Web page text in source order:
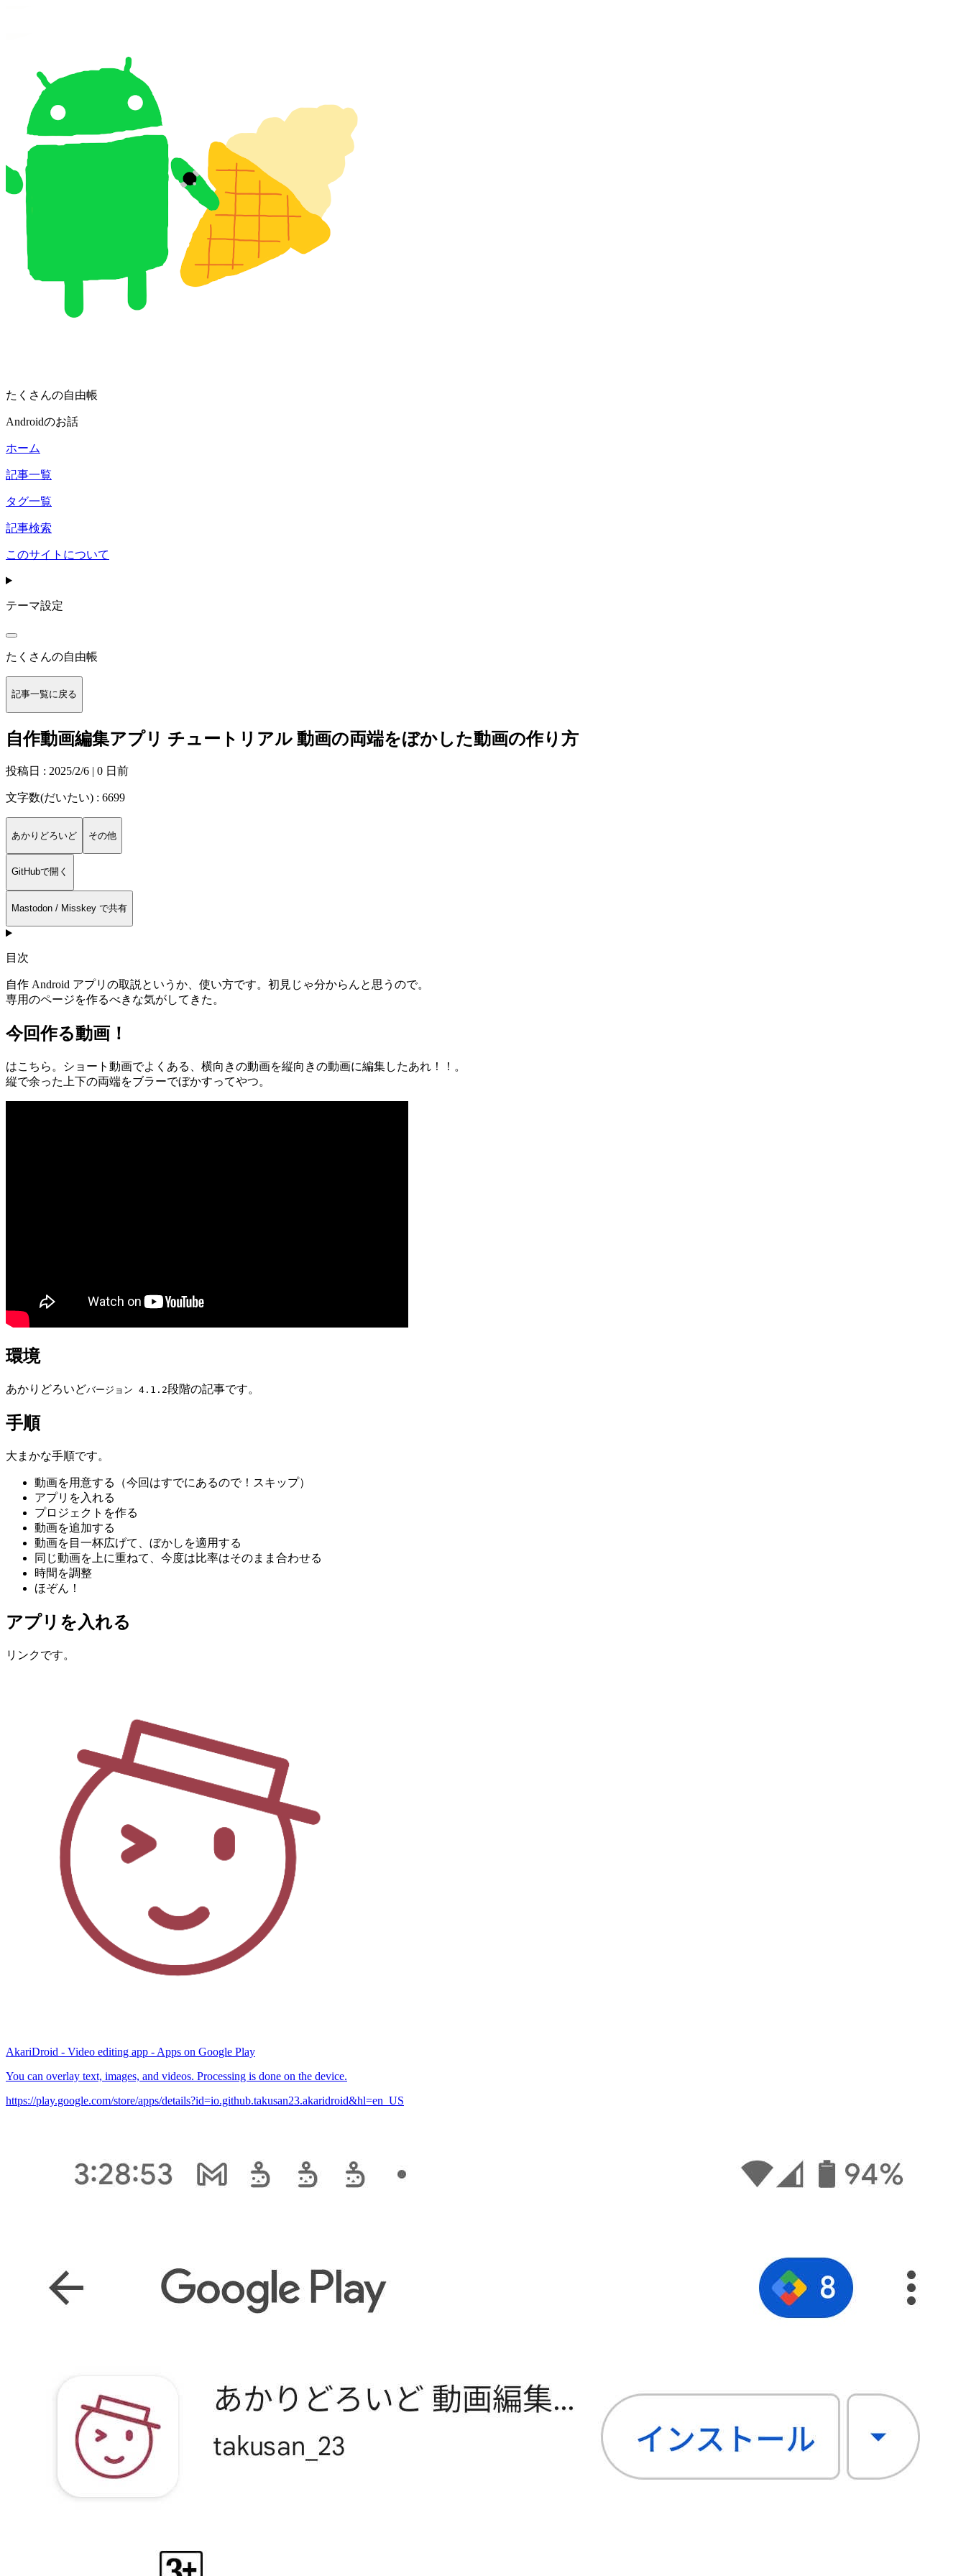
たくさんの自由帳
Androidのお話
ホーム
記事一覧
タグ一覧
記事検索
このサイトについて
テーマ設定
たくさんの自由帳
記事一覧に戻る
自作動画編集アプリ チュートリアル 動画の両端をぼかした動画の作り方
投稿日 : 2025/2/6 | 0 日前
文字数(だいたい) : 6699
あかりどろいど その他
GitHubで開く
Mastodon / Misskey で共有
目次
自作 Android アプリの取説というか、使い方です。初見じゃ分からんと思うので。
専用のページを作るべきな気がしてきた。
今回作る動画！
はこちら。ショート動画でよくある、横向きの動画を縦向きの動画に編集したあれ！！。
縦で余った上下の両端をブラーでぼかすってやつ。
環境
あかりどろいどバージョン 4.1.2段階の記事です。
手順
大まかな手順です。
動画を用意する（今回はすでにあるので！スキップ）
アプリを入れる
プロジェクトを作る
動画を追加する
動画を目一杯広げて、ぼかしを適用する
同じ動画を上に重ねて、今度は比率はそのまま合わせる
時間を調整
ほぞん！
アプリを入れる
リンクです。
AkariDroid - Video editing app - Apps on Google Play
You can overlay text, images, and videos. Processing is done on the device.
https://play.google.com/store/apps/details?id=io.github.takusan23.akaridroid&hl=en_US